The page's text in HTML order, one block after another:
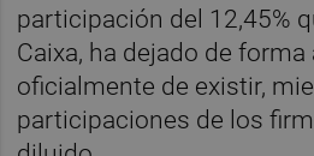
participación del 12,45%
Caixa, ha dejado de
oficialmente de existir,
participaciones de los